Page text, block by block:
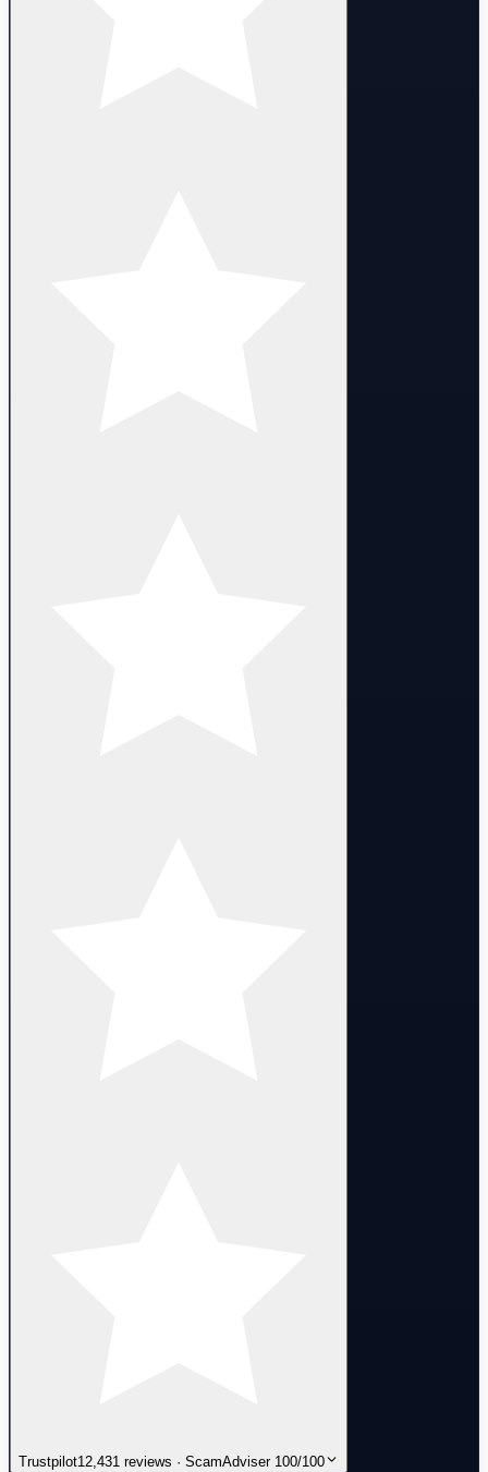
Trustpilot12,431 reviews · ScamAdviser 100/100